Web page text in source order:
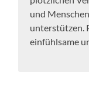
und
unterstützen.
einfühlsame